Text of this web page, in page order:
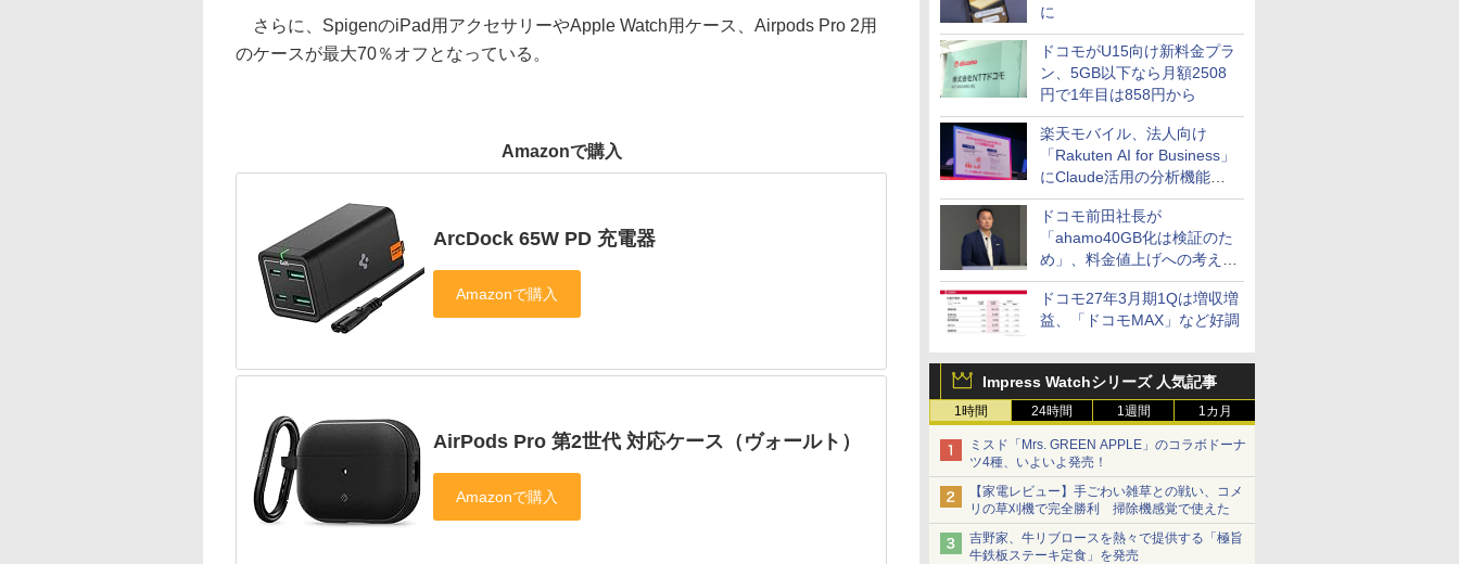
に
ドコモがU15向け新料金プラ
ン、5GB以下なら月額2508
円で1年目は858円から
楽天モバイル、法人向け
「Rakuten AI for Business」
にClaude活用の分析機能な
どを追加
ドコモ前田社長が
「ahamo40GB化は検証のた
め」、料金値上げへの考え方
にも言及
ドコモ27年3月期1Qは増収増
益、「ドコモMAX」など好調
Impress Watchシリーズ 人気記事
1時間 24時間 1週間 1カ月
ミスド「Mrs. GREEN APPLE」のコラボドーナ
ツ4種、いよいよ発売！
【家電レビュー】手ごわい雑草との戦い、コメ
リの草刈機で完全勝利 掃除機感覚で使えた
吉野家、牛リブロースを熱々で提供する「極旨
牛鉄板ステーキ定食」を発売
さらに、SpigenのiPad用アクセサリーやApple Watch用ケース、Airpods Pro 2用
のケースが最大70％オフとなっている。
Amazonで購入
ArcDock 65W PD 充電器
AirPods Pro 第2世代 対応ケース（ヴォールト）